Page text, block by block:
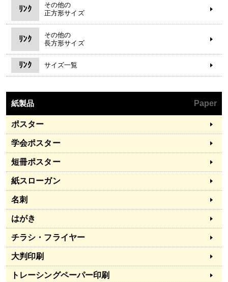
ﾘﾝｸ
その他の
正方形サイズ
ﾘﾝｸ
その他の
長方形サイズ
ﾘﾝｸ サイズ一覧
紙製品 Paper
ポスター
学会ポスター
短冊ポスター
紙スローガン
名刺
はがき
チラシ・フライヤー
大判印刷
トレーシングペーパー印刷